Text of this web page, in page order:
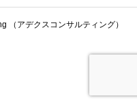
（アデクスコンサルティング）